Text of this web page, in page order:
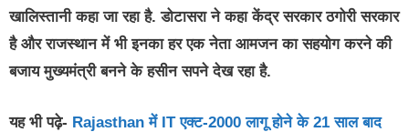
खालिस्तानी कहा जा रहा है. डोटासरा ने कहा केंद्र सरकार ठगोरी सरकार
है और राजस्थान में भी इनका हर एक नेता आमजन का सहयोग करने की
बजाय मुख्यमंत्री बनने के हसीन सपने देख रहा है.
यह भी पढ़े- Rajasthan में IT एक्ट-2000 लागू होने के 21 साल बाद